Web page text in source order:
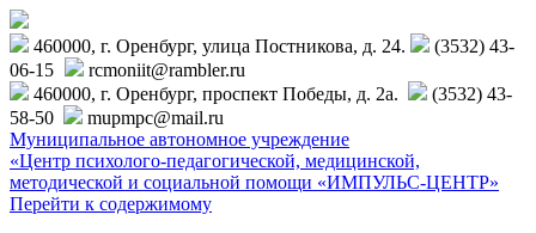
460000, г. Оренбург, улица Постникова, д. 24.
(3532) 43-
06-15
rcmoniit@rambler.ru
460000, г. Оренбург, проспект Победы, д. 2а.
(3532) 43-
58-50
mupmpc@mail.ru
Муниципальное автономное учреждение
«Центр психолого-педагогической, медицинской,
методической и социальной помощи «ИМПУЛЬС-ЦЕНТР»
Перейти к содержимому